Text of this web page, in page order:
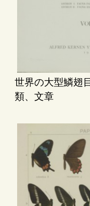
世界の大型鱗
類、文章